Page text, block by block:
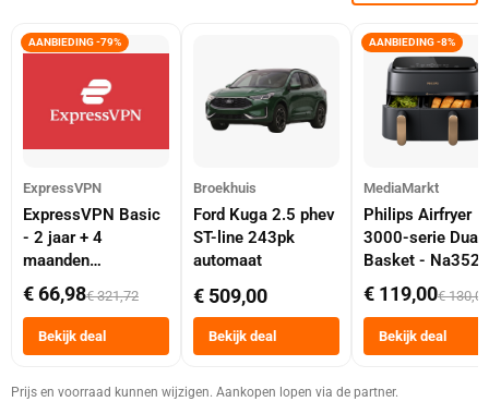
AANBIEDING -79%
ExpressVPN
ExpressVPN Basic
- 2 jaar + 4
maanden
abonnement
€ 66,98€ 321,72
Bekijk deal
Broekhuis
Ford Kuga 2.5 phev
ST-line 243pk
automaat
€ 509,00
Bekijk deal
AANBIEDING -8%
MediaMarkt
Philips Airfryer
3000-serie Dual
Basket -
Dubbele Mand 9
Tot 6 Personen
Heteluchtfriteuse
Zwart
€ 119,00€ 130,00
Bekijk deal
Prijs en voorraad kunnen wijzigen. Aankopen lopen via de partner.